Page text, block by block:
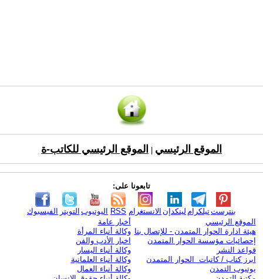
الموقع الرئيسي الموقع الرئيسي للكاتب-ة
تابعونا على:
الفيسبوك التويتر اليوتيوب RSS الانستغرام لينكدإن تيلكرامبنترست
الموقع الرئيسي
هيئة ادارة الحوار المتمدن - للإتصال بنا
إحصائيات مؤسسة الحوار المتمدن
قواعد النشر
ابرز كتاب / كاتبات الحوار المتمدن
يوتيوب التمدن
أخبار عامة
وكالة أنباء المرأة
اخبار الأدب والفن
وكالة أنباء اليسار
وكالة أنباء العلمانية
وكالة أنباء العمال